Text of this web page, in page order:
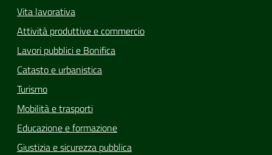
Vita lavorativa
Attività produttive e commercio
Lavori pubblici e Bonifica
Catasto e urbanistica
Turismo
Mobilità e trasporti
Educazione e formazione
Giustizia e sicurezza pubblica